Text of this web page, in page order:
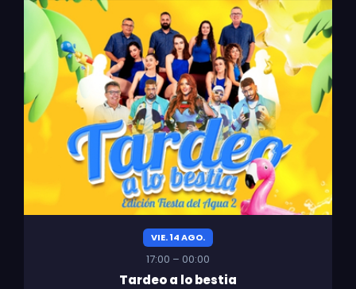
VIE. 14 AGO.
17:00 – 00:00
Tardeo a lo bestia